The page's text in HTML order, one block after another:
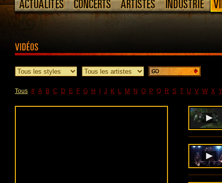
Tous # A B C D E F G H J K L M N O P Q R S T U V W X Y